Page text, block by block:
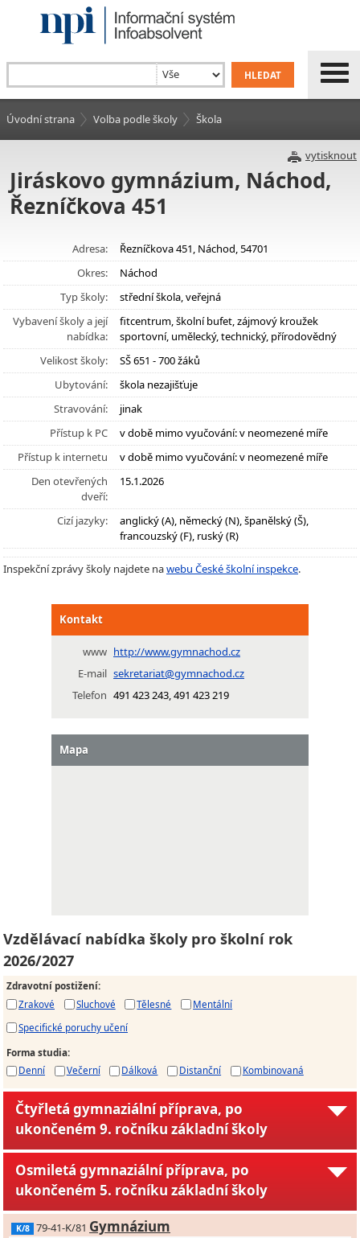
Úvodní strana Volba podle školy Škola
vytisknout
Jiráskovo gymnázium, Náchod,
Řezníčkova 451
Adresa:
Řezníčkova 451, Náchod, 54701
Okres:
Náchod
Typ školy:
střední škola, veřejná
Vybavení školy a její
nabídka:
fitcentrum, školní bufet, zájmový kroužek
sportovní, umělecký, technický, přírodovědný
Velikost školy:
SŠ 651 - 700 žáků
Ubytování:
škola nezajišťuje
Stravování:
jinak
Přístup k PC
v době mimo vyučování: v neomezené míře
Přístup k internetu
v době mimo vyučování: v neomezené míře
Den otevřených
dveří:
15.1.2026
Cizí jazyky:
anglický (A), německý (N), španělský (Š),
francouzský (F), ruský (R)
Inspekční zprávy školy najdete nawebu České školní inspekce.
Kontakt
www http://www.gymnachod.cz
E-mail sekretariat@gymnachod.cz
Telefon 491 423 243, 491 423 219
Mapa
Vzdělávací nabídka školy pro školní rok
2026/2027
Zdravotní postižení:
Zrakové
Sluchové Tělesné
Mentální
Specifické poruchy učení
Forma studia:
Denní
Večerní Dálková Distanční Kombinovaná
Čtyřletá gymnaziální příprava, po
ukončeném 9. ročníku základní školy
Osmiletá gymnaziální příprava, po
ukončeném 5. ročníku základní školy
K/8 79-41-K/81 Gymnázium